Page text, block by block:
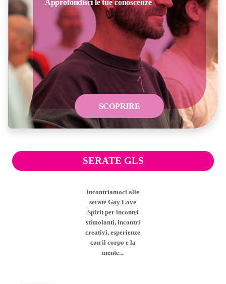
Approfondisci le tue conoscenze
SCOPRIRE
SERATE GLS
Incontriamoci alle
serate Gay Love
Spirit per incontri
stimolanti, incontri
creativi, esperienze
con il corpo e la
mente...